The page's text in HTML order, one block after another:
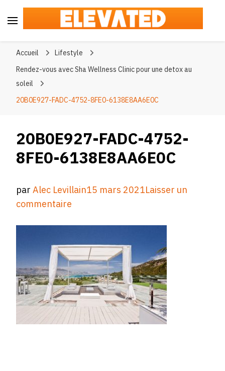
Accueil
Lifestyle
Rendez-vous avec Sha Wellness Clinic pour une detox au
soleil
20B0E927-FADC-4752-8FE0-6138E8AA6E0C
20B0E927-FADC-4752-
8FE0-6138E8AA6E0C
parAlec Levillain15 mars 2021Laisser un
commentaire
4752-
8FE0-
6138E8AA6E0C